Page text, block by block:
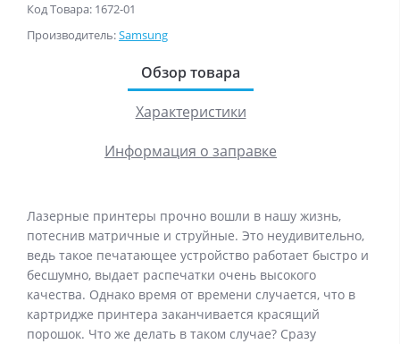
Код Товара: 1672-01
Производитель:Samsung
Обзор товара
Характеристики
Информация о заправке
Лазерные принтеры прочно вошли в нашу жизнь,
потеснив матричные и струйные. Это неудивительно,
ведь такое печатающее устройство работает быстро и
бесшумно, выдает распечатки очень высокого
качества. Однако время от времени случается, что в
картридже принтера заканчивается красящий
порошок. Что же делать в таком случае? Сразу